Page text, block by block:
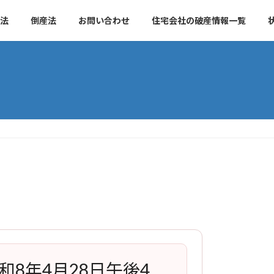
倒産法 お問い合わせ 住宅会社の破産情報一覧
8年4月28日午後4